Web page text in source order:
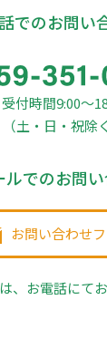
でのお問い
受付時間9:00～
（土・日・祝除
ルでのお問
お問い合わせ
、お電話にて